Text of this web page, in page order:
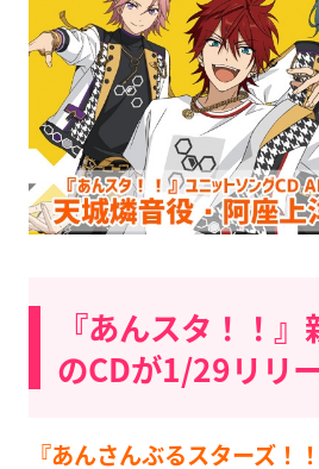
『あんスタ！！
のCDが1/29リリ
『あんさんぶるスターズ！！